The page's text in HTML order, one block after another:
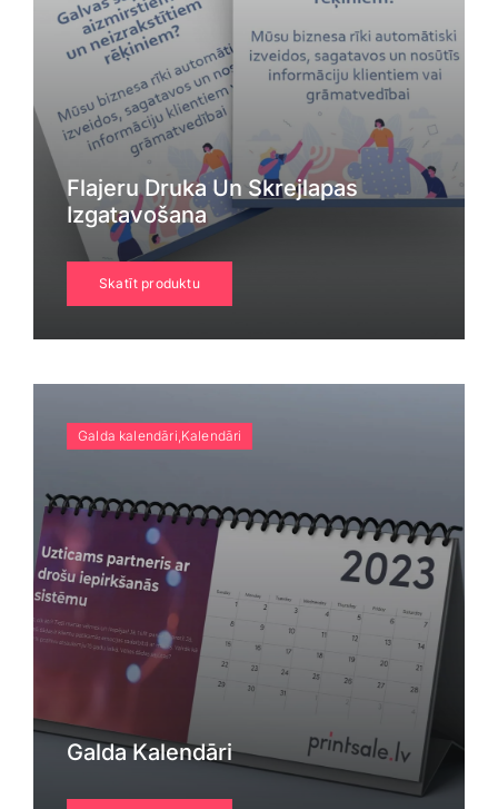
Flajeru Druka Un Skrejlapas
Izgatavošana
Skatīt produktu
Galda kalendāri,Kalendāri
Galda Kalendāri